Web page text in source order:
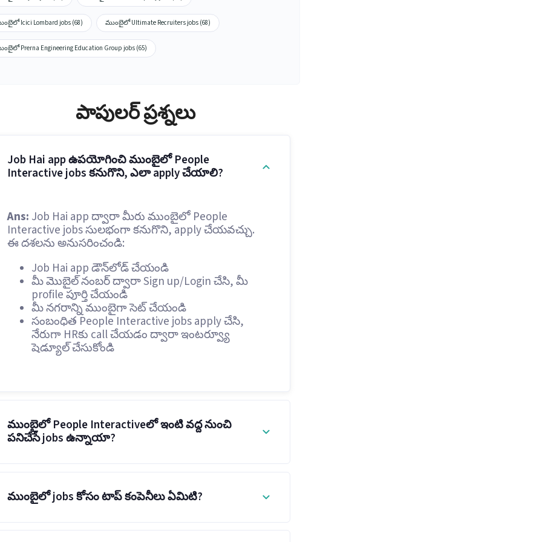
Icici Lombard jobs (68) ముంబైలో Ultimate Recruiters jobs (68)
Prerna Engineering Education Group jobs (65)
పాపులర్ ప్రశ్నలు
Job Hai app ఉపయోగించి ముంబైలో People
Interactive jobs కనుగొని, ఎలా apply చేయాలి?
Ans: Job Hai app ద్వారా మీరు ముంబైలో People
Interactive jobs సులభంగా కనుగొని, apply చేయవచ్చు.
ఈ దశలను అనుసరించండి:
Job Hai app డౌన్‌లోడ్ చేయండి
మీ మొబైల్ నంబర్ ద్వారా Sign up/Login చేసి, మీ
profile పూర్తి చేయండి
మీ నగరాన్ని ముంబైగా సెట్ చేయండి
సంబంధిత People Interactive jobs apply చేసి,
నేరుగా HRకు call చేయడం ద్వారా ఇంటర్వ్యూ
షెడ్యూల్ చేసుకోండి
ముంబైలో People Interactiveలో ఇంటి వద్ద నుంచి
పనిచేసే jobs ఉన్నాయా?
ముంబైలో jobs కోసం టాప్ కంపెనీలు ఏమిటి?